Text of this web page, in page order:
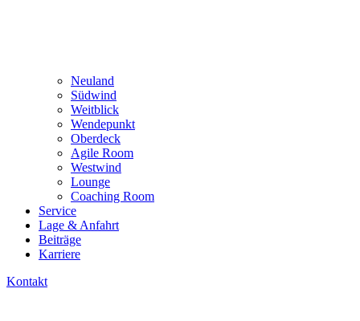
Neuland
Südwind
Weitblick
Wendepunkt
Oberdeck
Agile Room
Westwind
Lounge
Coaching Room
Service
Lage & Anfahrt
Beiträge
Karriere
Kontakt